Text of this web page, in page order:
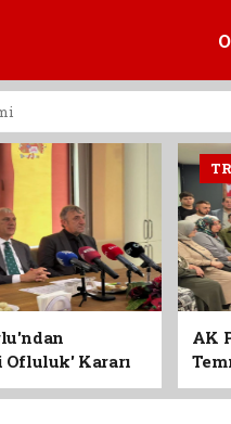
Ofluluk' Kararı
AK